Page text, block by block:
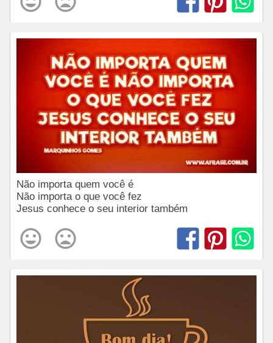
Não importa quem você é
Não importa o que você fez
Jesus conhece o seu interior também